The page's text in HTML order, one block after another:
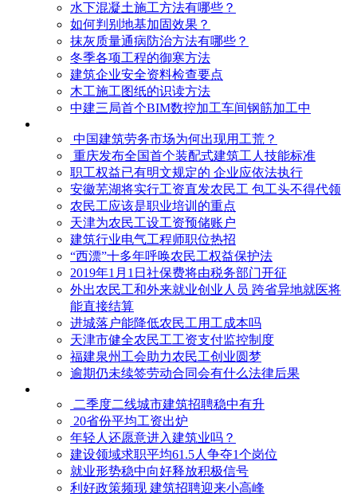
水下混凝土施工方法有哪些？
如何判别地基加固效果？
抹灰质量通病防治方法有哪些？
冬季各项工程的御寒​方法
建筑企业安全资料检查要点
木工施工图纸的识读方法
中建三局首个BIM数控加工车间钢筋加工中
中国建筑劳务市场为何出现用工荒？
重庆发布全国首个装配式建筑工人技能标准
职工权益已有明文规定的 企业应依法执行
安徽芜湖将实行工资直发农民工 包工头不得代领
农民工应该是职业培训的重点
天津为农民工设工资预储账户
建筑行业电气工程师职位热招
“西漂”十多年呼唤农民工权益保护法
2019年1月1日社保费将由税务部门开征
外出农民工和外来就业创业人员 跨省异地就医将
能直接结算
进城落户能降低农民工用工成本吗
天津市健全农民工工资支付监控制度
福建泉州工会助力农民工创业圆梦
逾期仍未续签劳动合同会有什么法律后果
二季度二线城市建筑招聘稳中有升
20省份平均工资出炉
年轻人还愿意进入建筑业吗？
建设领域求职平均61.5人争夺1个岗位
就业形势稳中向好释放积极信号
利好政策频现 建筑招聘迎来小高峰